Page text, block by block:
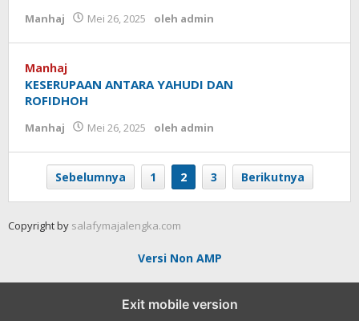
Manhaj Mei 26, 2025 oleh admin
Manhaj
KESERUPAAN ANTARA YAHUDI DAN
ROFIDHOH
Manhaj Mei 26, 2025 oleh admin
Sebelumnya 1 2 3 Berikutnya
Copyright by salafymajalengka.com
Versi Non AMP
Exit mobile version